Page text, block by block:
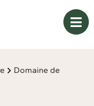
Domaine de